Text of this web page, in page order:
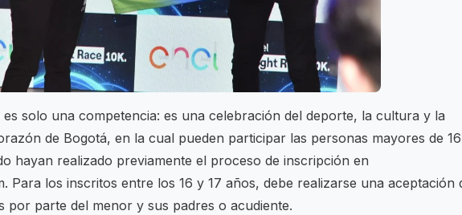
es solo una competencia: es una celebración del deporte, la cultura y la
de Bogotá, en la cual pueden participar las personas mayores de 16
hayan realizado previamente el proceso de inscripción en
Para los inscritos entre los 16 y 17 años, debe realizarse una aceptación
por parte del menor y sus padres o acudiente.